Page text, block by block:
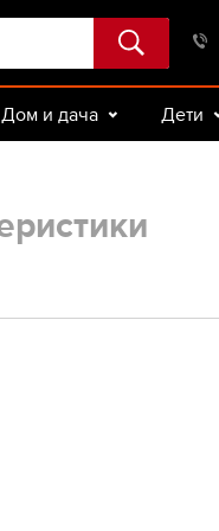
Дом и дача Дети